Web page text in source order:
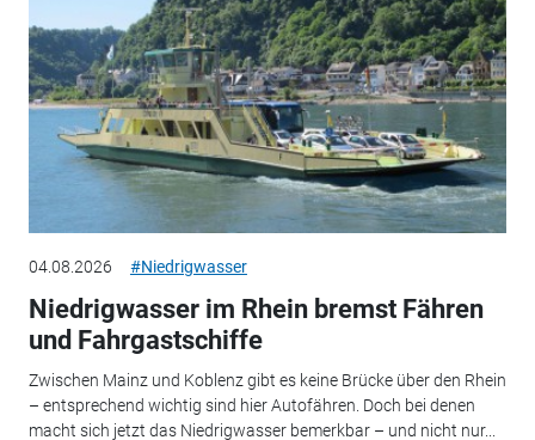
04.08.2026 #Niedrigwasser
Niedrigwasser im Rhein bremst Fähren
und Fahrgastschiffe
Zwischen Mainz und Koblenz gibt es keine Brücke über den Rhein
– entsprechend wichtig sind hier Autofähren. Doch bei denen
macht sich jetzt das Niedrigwasser bemerkbar – und nicht nur...